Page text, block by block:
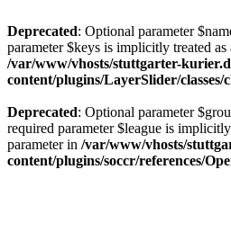
Deprecated: Optional parameter
parameter $keys is implicitly treated as
/var/www/vhosts/stuttgarter-
content/plugins/LayerSlider/classes/
Deprecated: Optional parameter
required parameter $league is
parameter in /var/www/vhosts/
content/plugins/soccr/references/